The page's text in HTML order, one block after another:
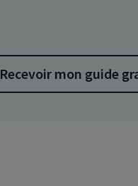
Recevoir mon guide